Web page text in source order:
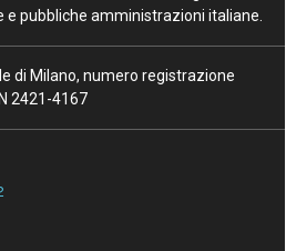
pubbliche amministrazioni italiane.
di Milano, numero registrazione
2421-4167